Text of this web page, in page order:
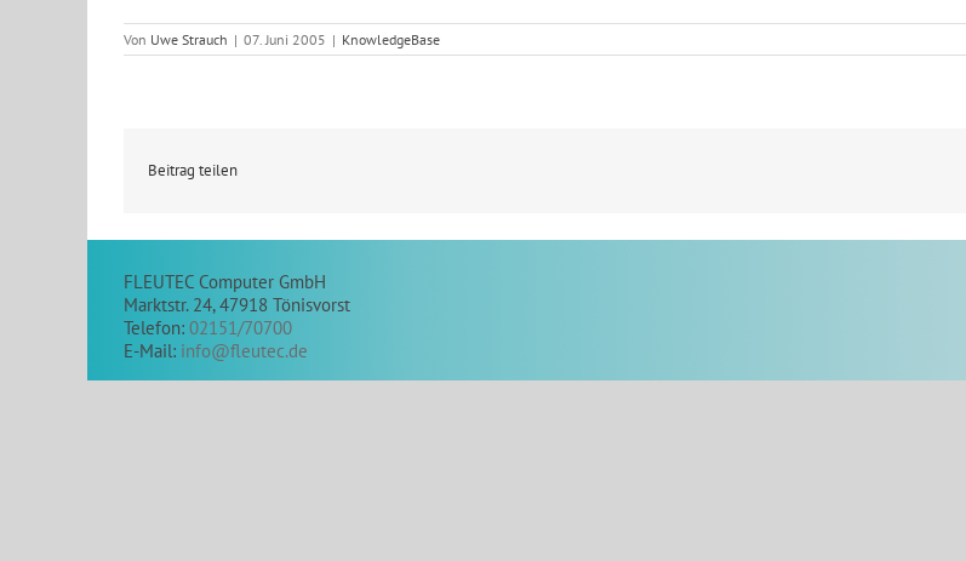
Von Uwe Strauch | 07. Juni 2005 | KnowledgeBase
Beitrag teilen
FLEUTEC Computer GmbH
Marktstr. 24, 47918 Tönisvorst
Telefon: 02151/70700
E-Mail: info@fleutec.de